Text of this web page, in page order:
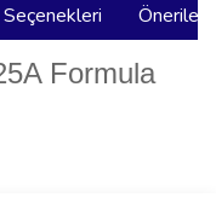
Formula